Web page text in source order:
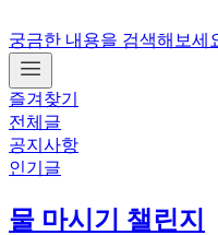
궁금한 내용을 검색해보세
즐겨찾기
전체글
공지사항
인기글
물 마시기 챌린지